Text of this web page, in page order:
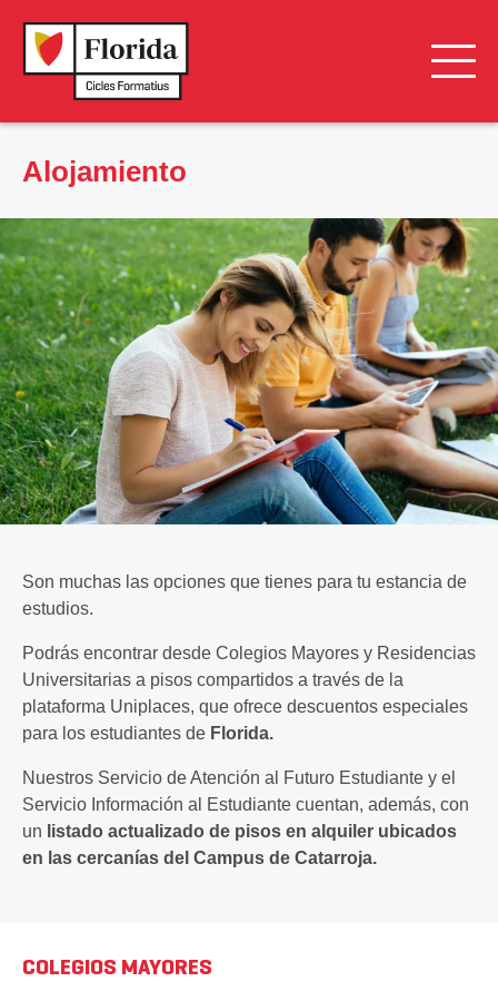
Localización y Transporte
Tour Virtual
Campus Saludable
Ventajas
Florida Voluntariat
Alojamiento
Son muchas las opciones que tienes para tu estancia de
estudios.
Podrás encontrar desde Colegios Mayores y Residencias
Universitarias a pisos compartidos a través de la
plataforma Uniplaces, que ofrece descuentos especiales
para los estudiantes de Florida.
Nuestros Servicio de Atención al Futuro Estudiante y el
Servicio Información al Estudiante cuentan, además, con
un listado actualizado de pisos en alquiler ubicados
en las cercanías del Campus de Catarroja.
COLEGIOS MAYORES